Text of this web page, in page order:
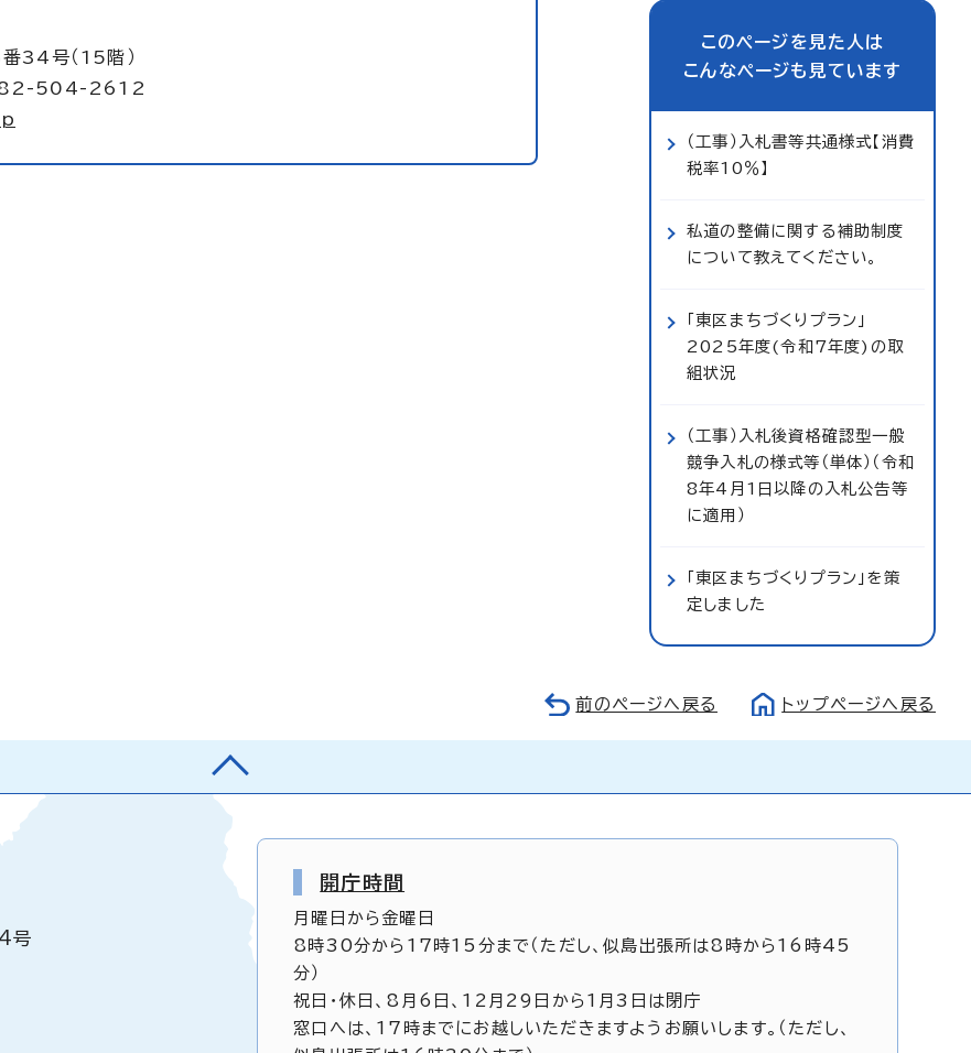
号（15階）
082-504-2612
このページを見た人は
こんなページも見ています
（工事）入札書等共通様式【消費
税率10％】
私道の整備に関する補助制度
について教えてください。
「東区まちづくりプラン」
2025年度(令和7年度)の取
組状況
（工事）入札後資格確認型一般
競争入札の様式等（単体）（令和
8年4月1日以降の入札公告等
に適用）
「東区まちづくりプラン」を策
定しました
前のページへ戻る トップページへ戻る
号
開庁時間
月曜日から金曜日
8時30分から17時15分まで（ただし、似島出張所は8時から16時45
分）
祝日・休日、8月6日、12月29日から1月3日は閉庁
窓口へは、17時までにお越しいただきますようお願いします。（ただし、